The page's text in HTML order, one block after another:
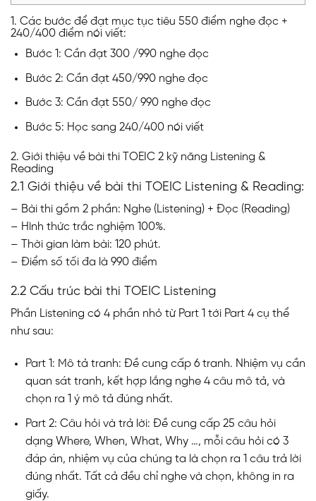
1. Các bước để đạt mục tục tiêu 550 điểm nghe đọc +
240/400 điểm nói viết:
Bước 1: Cần đạt 300 /990 nghe đọc
Bước 2: Cần đạt 450/990 nghe đọc
Bước 3: Cần đạt 550/ 990 nghe đọc
Bước 5: Học sang 240/400 nói viết
2. Giới thiệu về bài thi TOEIC 2 kỹ năng Listening &
Reading
2.1 Giới thiệu về bài thi TOEIC Listening & Reading:
– Bài thi gồm 2 phần: Nghe (Listening) + Đọc (Reading)
– Hình thức trắc nghiệm 100%.
– Thời gian làm bài: 120 phút.
– Điểm số tối đa là 990 điểm
2.2 Cấu trúc bài thi TOEIC Listening
Phần Listening có 4 phần nhỏ từ Part 1 tới Part 4 cụ thể
như sau:
Part 1: Mô tả tranh: Đề cung cấp 6 tranh. Nhiệm vụ cần
quan sát tranh, kết hợp lắng nghe 4 câu mô tả, và
chọn ra 1 ý mô tả đúng nhất.
Part 2: Câu hỏi và trả lời: Đề cung cấp 25 câu hỏi
dạng Where, When, What, Why …, mỗi câu hỏi có 3
đáp án, nhiệm vụ của chúng ta là chọn ra 1 câu trả lời
đúng nhất. Tất cả đều chỉ nghe và chọn, không in ra
giấy.